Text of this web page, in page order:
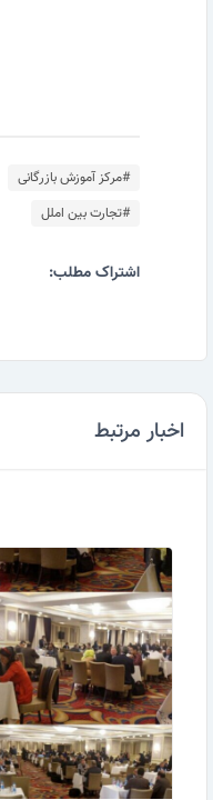
#مرکز آموزش بازرگانی
#تجارت بین املل
اشتراک مطلب:
اخبار مرتبط